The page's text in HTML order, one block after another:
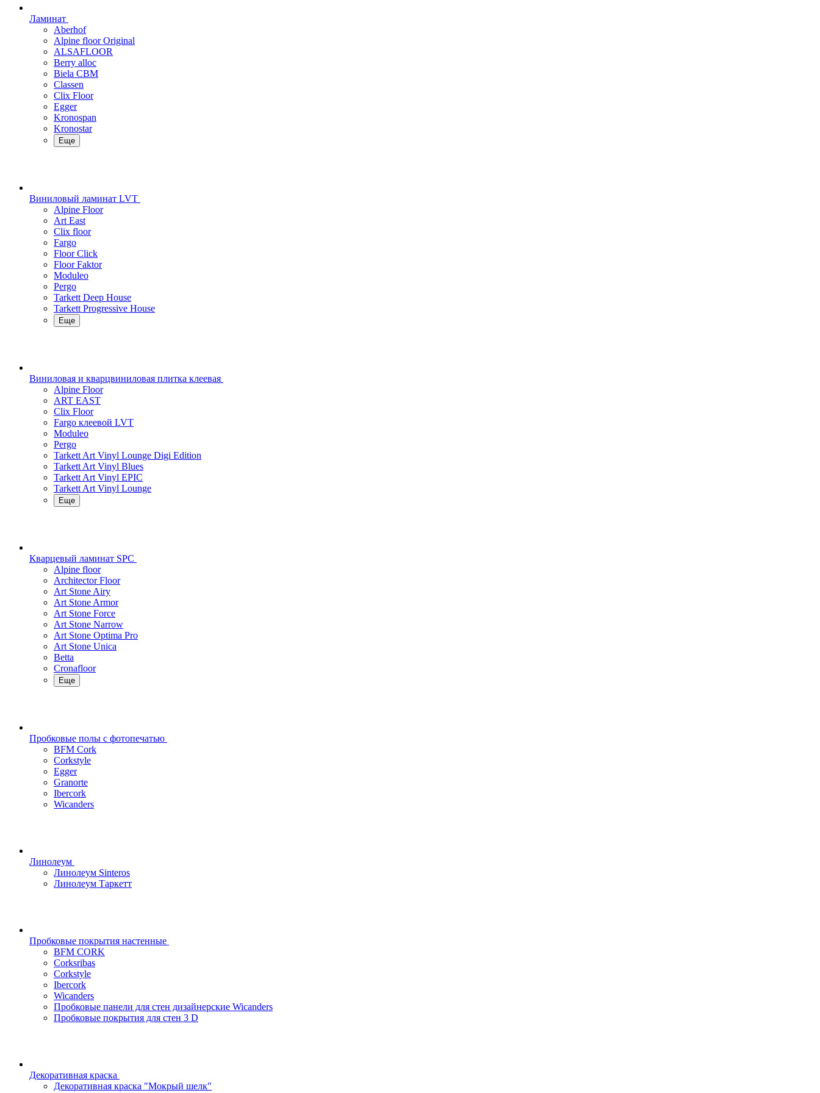
Ламинат
Aberhof
Alpine floor Original
ALSAFLOOR
Berry alloc
Biela CBM
Classen
Clix Floor
Egger
Kronospan
Kronostar
Еще
Виниловый ламинат LVT
Alpine Floor
Art East
Clix floor
Fargo
Floor Click
Floor Faktor
Moduleo
Pergo
Tarkett Deep House
Tarkett Progressive House
Еще
Виниловая и кварцвиниловая плитка клеевая
Alpine Floor
ART EAST
Clix Floor
Fargo клеевой LVT
Moduleo
Pergo
Tarkett Art Vinyl Lounge Digi Edition
Tarkett Art Vinyl Blues
Tarkett Art Vinyl EPIC
Tarkett Art Vinyl Lounge
Еще
Кварцевый ламинат SPC
Alpine floor
Architector Floor
Art Stone Airy
Art Stone Armor
Art Stone Force
Art Stone Narrow
Art Stone Optima Pro
Art Stone Unica
Betta
Cronafloor
Еще
Пробковые полы с фотопечатью
BFM Cork
Corkstyle
Egger
Granorte
Ibercork
Wicanders
Линолеум
Линолеум Sinteros
Линолеум Таркетт
Пробковые покрытия настенные
BFM CORK
Corksribas
Corkstyle
Ibercork
Wicanders
Пробковые панели для стен дизайнерские Wicanders
Пробковые покрытия для стен 3 D
Декоративная краска
Декоративная краска "Мокрый шелк"